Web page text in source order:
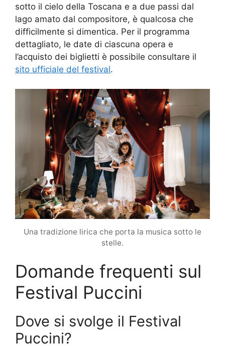
sotto il cielo della Toscana e a due passi dal
lago amato dal compositore, è qualcosa che
difficilmente si dimentica. Per il programma
dettagliato, le date di ciascuna opera e
l’acquisto dei biglietti è possibile consultare il
sito ufficiale del festival.
Una tradizione lirica che porta la musica sotto le
stelle.
Domande frequenti sul
Festival Puccini
Dove si svolge il Festival
Puccini?